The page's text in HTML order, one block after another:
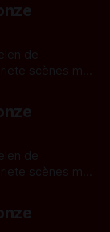
de
scènes met
je wilt zien wat
de
scènes met
snel verder
op: spoilers.